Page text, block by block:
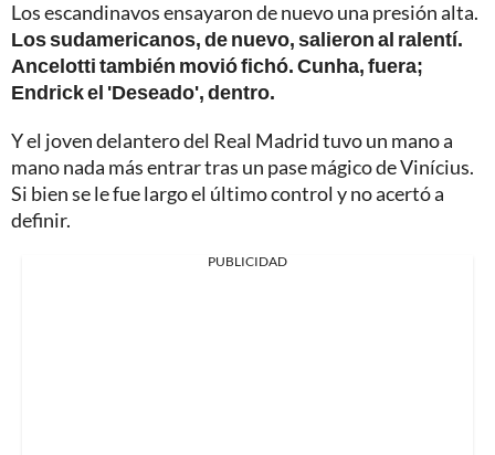
Los escandinavos ensayaron de nuevo una presión alta.
Los sudamericanos, de nuevo, salieron al ralentí.
Ancelotti también movió fichó. Cunha, fuera;
Endrick el 'Deseado', dentro.
Y el joven delantero del Real Madrid tuvo un mano a
mano nada más entrar tras un pase mágico de Vinícius.
Si bien se le fue largo el último control y no acertó a
definir.
PUBLICIDAD